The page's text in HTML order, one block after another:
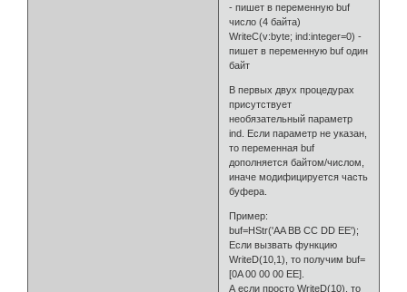
- пишет в переменную buf
число (4 байта)
WriteC(v:byte; ind:integer=0) -
пишет в переменную buf один
байт
В первых двух процедурах
присутствует
необязательный параметр
ind. Если параметр не указан,
то переменная buf
дополняется байтом/числом,
иначе модифицируется часть
буфера.
Пример:
buf=HStr('AA BB CC DD EE');
Если вызвать функцию
WriteD(10,1), то получим buf=
[0A 00 00 00 EE].
А если просто WriteD(10), то